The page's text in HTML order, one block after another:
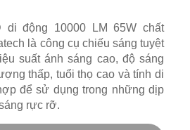
di động 10000 LM 65W chất
là công cụ chiếu sáng tuyệt
suất ánh sáng cao, độ sáng
thấp, tuổi thọ cao và tính di
để sử dụng trong những dịp
rực rỡ.